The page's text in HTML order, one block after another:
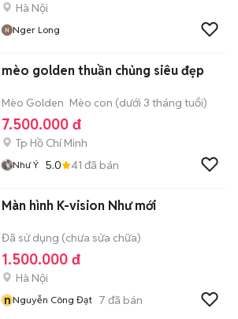
Hà Nội
Nger Long
mèo golden thuần chủng siêu đẹp
Mèo Golden Mèo con (dưới 3 tháng tuổi)
7.500.000 đ
Tp Hồ Chí Minh
Như Ý 5.0 41 đã bán
Màn hình K-vision Như mới
Đã sử dụng (chưa sửa chữa)
1.500.000 đ
Hà Nội
nNguyễn Công Đạt 7 đã bán